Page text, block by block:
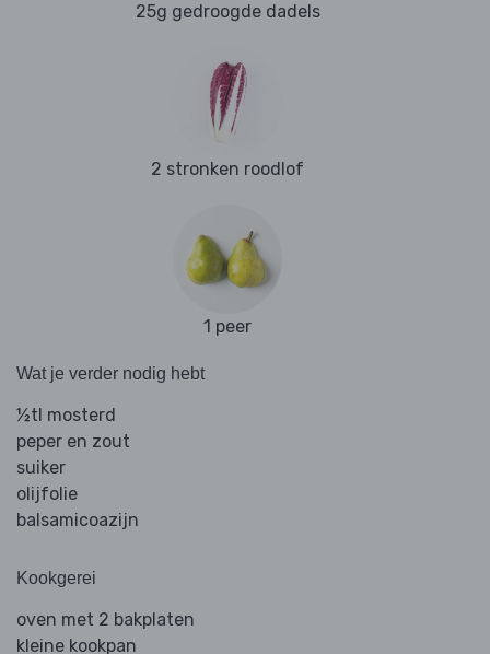
25g gedroogde dadels
2 stronken roodlof
1 peer
Wat je verder nodig hebt
½tl mosterd
peper en zout
suiker
olijfolie
balsamicoazijn
Kookgerei
oven met 2 bakplaten
kleine kookpan